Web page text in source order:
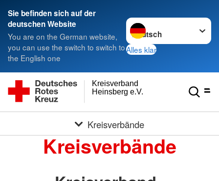
Sie befinden sich auf der
deutschen Website
You are on the German website,
you can use the switch to switch to
the English one
Sprache wechseln zu
Alles klar
Heinsberg e.V.
Kreisverband
Kreisverbände
Kreisverbände